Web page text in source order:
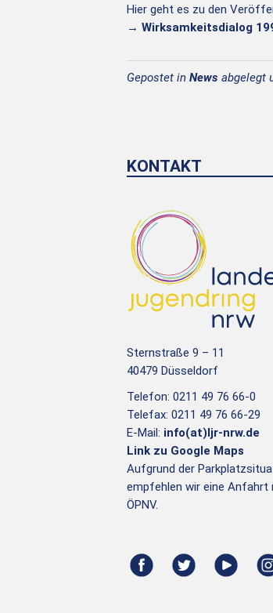
Hier geht es zu den
→ Wirksamkeitsdialog
Gepostet in News abgelegt
KONTAKT
Sternstraße 9 – 11
40479 Düsseldorf
Telefon: 0211 49 76 66-0
Telefax: 0211 49 76 66-29
E-Mail: info(at)ljr-nrw.de
Link zu Google Maps
Aufgrund der
empfehlen wir eine Anfahrt
ÖPNV.